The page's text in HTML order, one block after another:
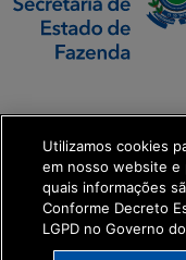
Executiva de
Transformação
get_footer();
Utilizamos cookies
em nosso website e
quais informações
Conforme Decreto
LGPD no Governo